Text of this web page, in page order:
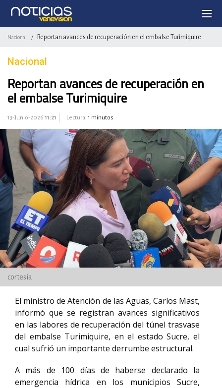
Nacional / Reportan avances de recuperación en el embalse Turimiquire
Nacional
Reportan avances de recuperación en
el embalse Turimiquire
13-Junio-2026 11:21 Lectura: 1 minutos
cortesía
El ministro de Atención de las Aguas, Carlos Mast,
informó que se registran avances significativos
en las labores de recuperación del túnel trasvase
del embalse Turimiquire, en el estado Sucre, el
cual sufrió un importante derrumbe estructural.
A más de 100 días de haberse declarado la
emergencia hídrica en los municipios Sucre,